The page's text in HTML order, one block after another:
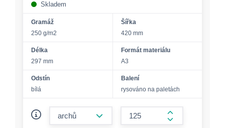
Skladem
Gramáž
250 g/m2
Šířka
420 mm
Délka
297 mm
Formát materiálu
A3
Odstín
bílá
Balení
rysováno na paletách
form.increase-